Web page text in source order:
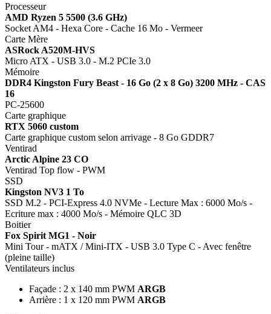
Processeur
AMD Ryzen 5 5500 (3.6 GHz)
Socket AM4 - Hexa Core - Cache 16 Mo - Vermeer
Carte Mère
ASRock A520M-HVS
Micro ATX - USB 3.0 - M.2 PCIe 3.0
Mémoire
DDR4 Kingston Fury Beast - 16 Go (2 x 8 Go) 3200 MHz - CAS
16
PC-25600
Carte graphique
RTX 5060 custom
Carte graphique custom selon arrivage - 8 Go GDDR7
Ventirad
Arctic Alpine 23 CO
Ventirad Top flow - PWM
SSD
Kingston NV3 1 To
SSD M.2 - PCI-Express 4.0 NVMe - Lecture Max : 6000 Mo/s -
Ecriture max : 4000 Mo/s - Mémoire QLC 3D
Boitier
Fox Spirit MG1 - Noir
Mini Tour - mATX / Mini-ITX - USB 3.0 Type C - Avec fenêtre
(pleine taille)
Ventilateurs inclus
Façade : 2 x 140 mm PWM ARGB
Arrière : 1 x 120 mm PWM ARGB